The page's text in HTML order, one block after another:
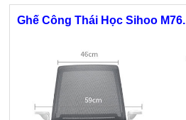
Ghế Công Thái Học Sihoo M76.